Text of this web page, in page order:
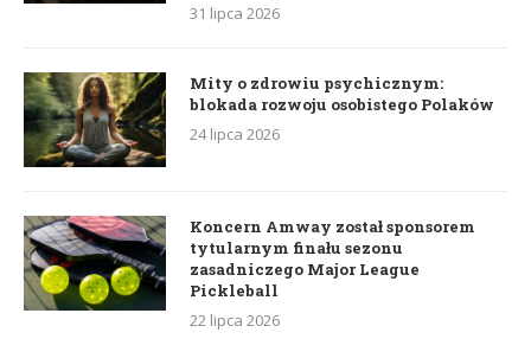
31 lipca 2026
Mity o zdrowiu psychicznym:
blokada rozwoju osobistego Polaków
24 lipca 2026
Koncern Amway został sponsorem
tytularnym finału sezonu
zasadniczego Major League
Pickleball
22 lipca 2026